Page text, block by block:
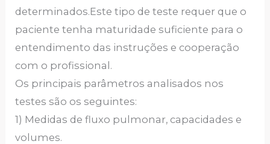
determinados.Este tipo de teste requer que o
paciente tenha maturidade suficiente para o
entendimento das instruções e cooperação
com o profissional.
Os principais parâmetros analisados nos
testes são os seguintes:
1) Medidas de fluxo pulmonar, capacidades e
volumes.